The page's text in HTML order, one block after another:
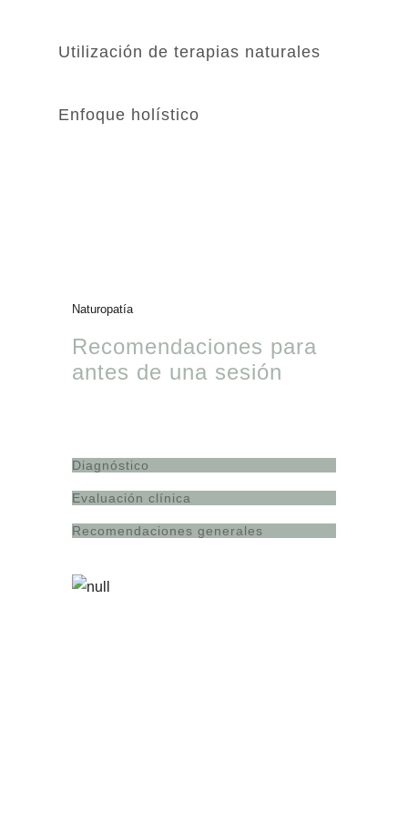
Utilización de terapias naturales
Enfoque holístico
Naturopatía
Recomendaciones para
antes de una sesión
Diagnóstico
Evaluación clínica
Recomendaciones generales